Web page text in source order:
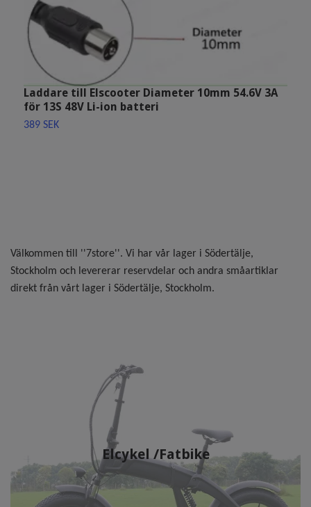
Välkommen till ''7store''. Vi har vår lager i Södertälje,
Stockholm och levererar reservdelar och andra småartiklar
direkt från vårt lager i Södertälje, Stockholm.
Elcykel /Fatbike
Laddare till Elscooter Diameter 10mm 54.6V 3A
för 13S 48V Li-ion batteri
389 SEK